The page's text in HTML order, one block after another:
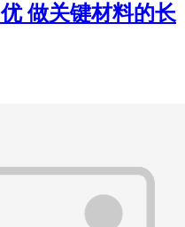
做关键材料的长